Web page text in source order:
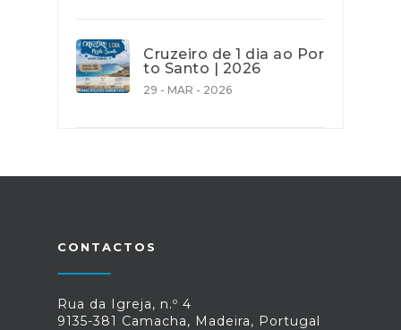
Cruzeiro de 1 dia ao Por
to Santo | 2026
29 - MAR - 2026
CONTACTOS
Rua da Igreja, n.º 4
9135-381 Camacha, Madeira, Portugal